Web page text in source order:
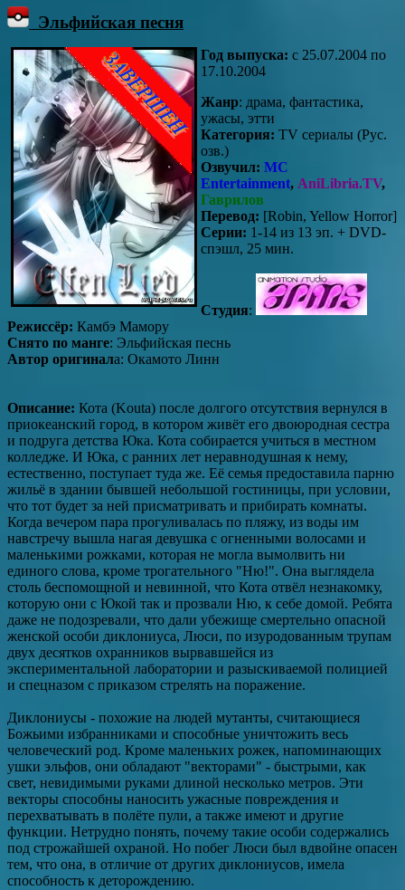
Эльфийская песня
Год выпуска: c 25.07.2004 по
17.10.2004
Жанр: драма, фантастика,
ужасы, этти
Категория: TV сериалы (Рус.
озв.)
Озвучил: MC
Entertainment, AniLibria.TV,
Гаврилов
Перевод: [Robin, Yellow Horror]
Серии: 1-14 из 13 эп. + DVD-
спэшл, 25 мин.
Студия:
Режиссёр: Камбэ Мамору
Снято по манге: Эльфийская песнь
Автор оригинала: Окамото Линн
Описание: Кота (Kouta) после долгого отсутствия вернулся в
приокеанский город, в котором живёт его двоюродная сестра
и подруга детства Юка. Кота собирается учиться в местном
колледже. И Юка, с ранних лет неравнодушная к нему,
естественно, поступает туда же. Её семья предоставила парню
жильё в здании бывшей небольшой гостиницы, при условии,
что тот будет за ней присматривать и прибирать комнаты.
Когда вечером пара прогуливалась по пляжу, из воды им
навстречу вышла нагая девушка с огненными волосами и
маленькими рожками, которая не могла вымолвить ни
единого слова, кроме трогательного "Ню!". Она выглядела
столь беспомощной и невинной, что Кота отвёл незнакомку,
которую они с Юкой так и прозвали Ню, к себе домой. Ребята
даже не подозревали, что дали убежище смертельно опасной
женской особи диклониуса, Люси, по изуродованным трупам
двух десятков охранников вырвавшейся из
экспериментальной лаборатории и разыскиваемой полицией
и спецназом с приказом стрелять на поражение.
Диклониусы - похожие на людей мутанты, считающиеся
Божьими избранниками и способные уничтожить весь
человеческий род. Кроме маленьких рожек, напоминающих
ушки эльфов, они обладают "векторами" - быстрыми, как
свет, невидимыми руками длиной несколько метров. Эти
векторы способны наносить ужасные повреждения и
перехватывать в полёте пули, а также имеют и другие
функции. Нетрудно понять, почему такие особи содержались
под строжайшей охраной. Но побег Люси был вдвойне опасен
тем, что она, в отличие от других диклониусов, имела
способность к деторождению.